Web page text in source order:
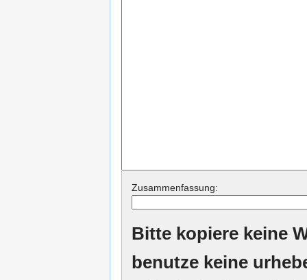
Zusammenfassung:
Bitte kopiere keine
benutze keine